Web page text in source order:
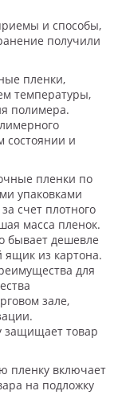
и способы,
получили
пленки,
температуры,
полимера.
состоянии и
пленки по
упаковками
счет плотного
масса пленок.
бывает дешевле
из картона.
для
зале,
защищает товар
пленку включает
на подложку